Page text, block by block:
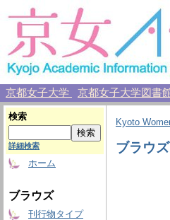
京都女子大学 京都女子大学図書
検索
詳細検索
ホーム
ブラウズ
刊行物タイプ
Kyoto
ブラウ